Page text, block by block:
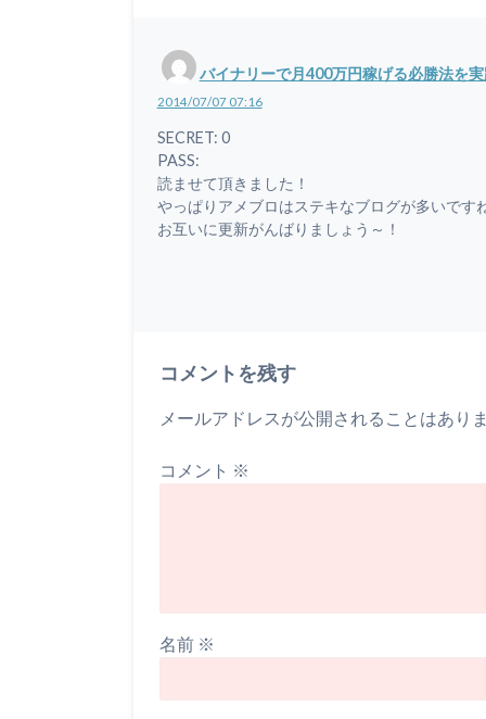
バイナリーで月400万円稼げる必勝法を
2014/07/07 07:16
SECRET: 0
PASS:
読ませて頂きました！
やっぱりアメブロはステキなブログが多いです
お互いに更新がんばりましょう～！
コメントを残す
メールアドレスが公開されることはあり
コメント ※
名前 ※